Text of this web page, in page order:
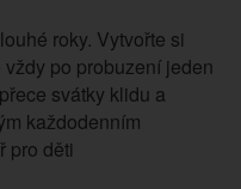
roky. Vytvořte si
po probuzení jeden
svátky klidu a
každodenním
pro děti